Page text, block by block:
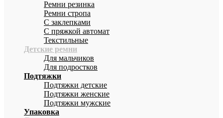
Ремни резинка
Ремни стропа
С заклепками
С пряжкой автомат
Текстильные
Детские ремни
Для мальчиков
Для подростков
Подтяжки
Подтяжки детские
Подтяжки женские
Подтяжки мужские
Упаковка